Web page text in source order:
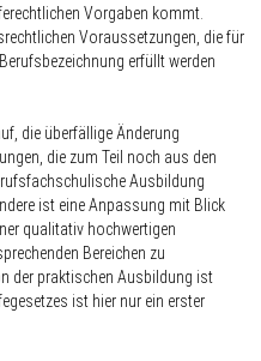
Vorgaben kommt.
Voraussetzungen, die für
erfüllt werden
die überfällige Änderung
die zum Teil noch aus den
Ausbildung
ist eine Anpassung mit Blick
qualitativ hochwertigen
Bereichen zu
der praktischen Ausbildung ist
ist hier nur ein erster